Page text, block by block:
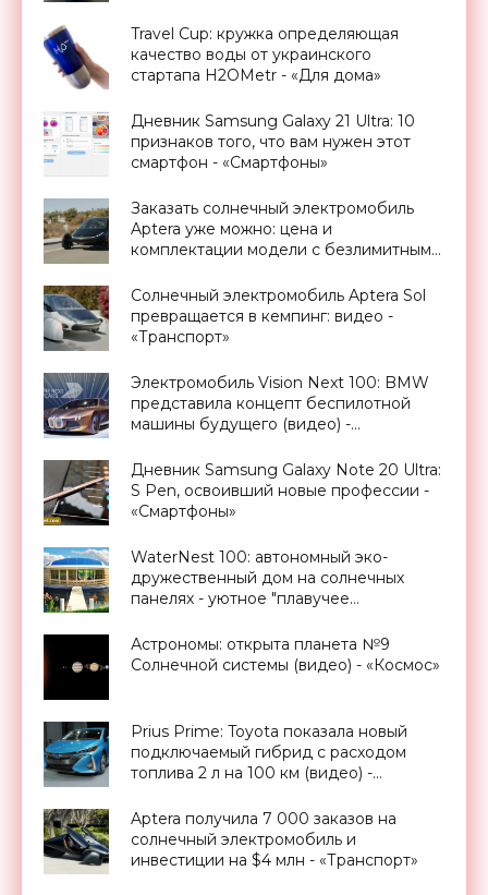
Travel Cup: кружка определяющая
качество воды от украинского
стартапа H2OMetr - «Для дома»
Дневник Samsung Galaxy 21 Ultra: 10
признаков того, что вам нужен этот
смартфон - «Смартфоны»
Заказать солнечный электромобиль
Aptera уже можно: цена и
комплектации модели с безлимитным
Солнечный электромобиль Aptera Sol
превращается в кемпинг: видео -
«Транспорт»
Электромобиль Vision Next 100: BMW
представила концепт беспилотной
машины будущего (видео) -
Дневник Samsung Galaxy Note 20 Ultra:
S Pen, освоивший новые профессии -
«Смартфоны»
WaterNest 100: автономный эко-
дружественный дом на солнечных
панелях - уютное "плавучее
Астрономы: открыта планета №9
Солнечной системы (видео) - «Космос»
Prius Prime: Toyota показала новый
подключаемый гибрид с расходом
топлива 2 л на 100 км (видео) -
Aptera получила 7 000 заказов на
солнечный электромобиль и
инвестиции на $4 млн - «Транспорт»